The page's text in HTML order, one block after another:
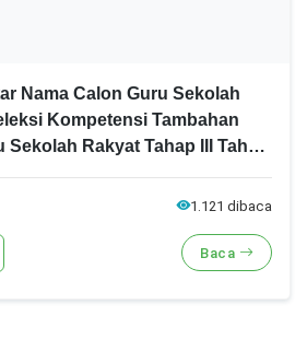
Nama Calon Guru Sekolah
Kompetensi Tambahan
Sekolah Rakyat Tahap III Tahun
1.121 dibaca
Baca